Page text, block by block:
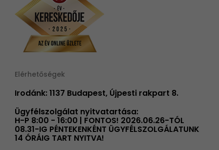
Elérhetőségek
Irodánk: 1137 Budapest, Újpesti rakpart 8.
Ügyfélszolgálat nyitvatartása:
H-P 8:00 - 16:00 | FONTOS! 2026.06.26-TÓL
08.31-IG PÉNTEKENKÉNT ÜGYFÉLSZOLGÁLATUNK
14 ÓRÁIG TART NYITVA!